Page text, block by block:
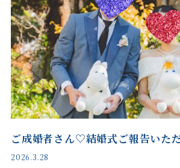
ご成婚者さん♡結婚式ご報告いた
2026.3.28